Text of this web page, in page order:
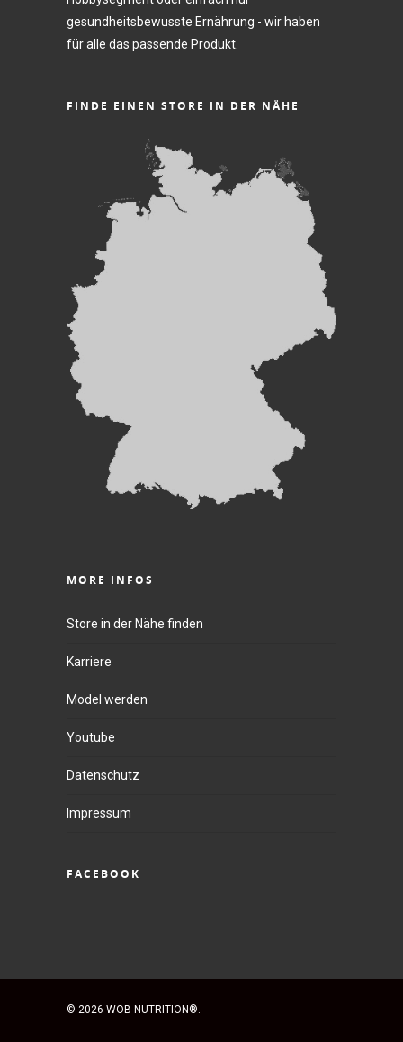
gesundheitsbewusste Ernährung - wir haben
für alle das passende Produkt.
FINDE EINEN STORE IN DER NÄHE
MORE INFOS
Store in der Nähe finden
Karriere
Model werden
Youtube
Datenschutz
Impressum
FACEBOOK
© 2026 WOB NUTRITION®.